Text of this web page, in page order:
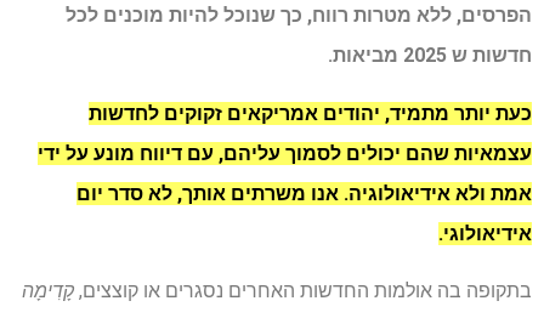
הפרסים, ללא מטרות רווח, כך שנוכל להיות מוכנים לכל
חדשות ש 2025 מביאות.
כעת יותר מתמיד, יהודים אמריקאים זקוקים לחדשות
עצמאיות שהם יכולים לסמוך עליהם, עם דיווח מונע על ידי
אמת ולא אידיאולוגיה. אנו משרתים אותך, לא סדר יום
אידיאולוגי.
בתקופה בה אולמות החדשות האחרים נסגרים או קוצצים, קָדִימָה